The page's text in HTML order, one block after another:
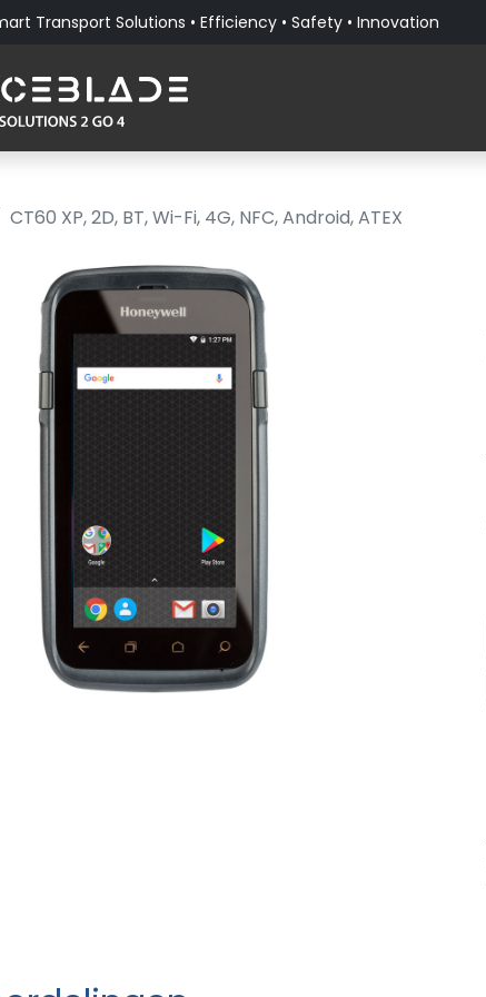
Transport Solutions • Efficiency • Safety • Innovation
CT60 XP, 2D, BT, Wi-Fi, 4G, NFC, Android, ATEX